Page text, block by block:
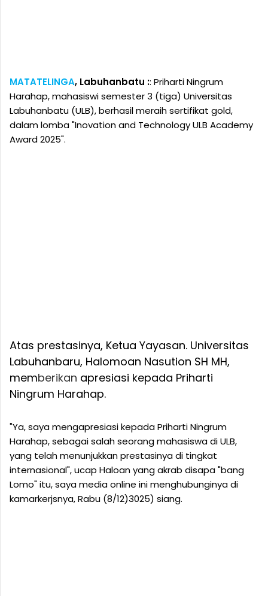
MATATELINGA, Labuhanbatu :: Priharti Ningrum
Harahap, mahasiswi semester 3 (tiga) Universitas
Labuhanbatu (ULB), berhasil meraih sertifikat gold,
dalam lomba "Inovation and Technology ULB Academy
Award 2025".
Atas prestasinya, Ketua Yayasan. Universitas
Labuhanbaru, Halomoan Nasution SH MH,
memberikan apresiasi kepada Priharti
Ningrum Harahap.
"Ya, saya mengapresiasi kepada Priharti Ningrum
Harahap, sebagai salah seorang mahasiswa di ULB,
yang telah menunjukkan prestasinya di tingkat
internasional", ucap Haloan yang akrab disapa "bang
Lomo" itu, saya media online ini menghubunginya di
kamarkerjsnya, Rabu (8/12)3025) siang.